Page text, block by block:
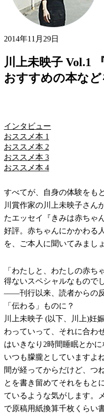
2014年11月29日
川上未映子 Vol.1
おすすめの本など
インタビュー
おススメ本 1
おススメ本 2
おススメ本 3
おススメ本 4
すべてが、自身の体験をも
川賞作家の川上未映子さん
たエッセイ『きみは赤ちゃ
好評。赤ちゃんにかかわる
を、ご本人に聞いてみまし
「わたしと、わたしの赤ち
得ないスペシャルなものでし
――刊行以来、読者からの
「伝わる」ものに？
川上未映子 (以下、川上)妊
わっていって、それに合わ
はいきなり2時間睡眠とか
いつも朦朧としていますよ
間が経ってからだけど、つ
とを書き留めてそれをもと
ているような気がします。
で原稿用紙換算千枚くらい